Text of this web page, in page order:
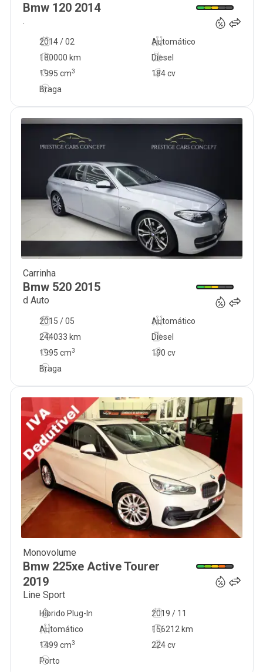
Bmw 120 2014
.
2014 / 02
Automático
180000 km
184 cv
Diesel
1995 cm3
Braga
Carrinha
Bmw 520 2015
d Auto
2015 / 05
Automático
244033 km
190 cv
Diesel
1995 cm3
Braga
Monovolume
Bmw 225xe Active Tourer
2019
Line Sport
2019 / 11
Automático
156212 km
224 cv
Híbrido Plug-In
1499 cm3
Porto